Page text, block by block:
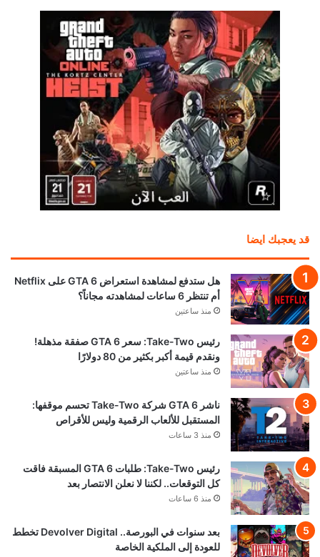
قد يعجبك ايضا
هل ستدفع لمشاهدة استعراض GTA 6 على Netflix
أم تنتظر 6 ساعات لمشاهدته مجاناً؟
منذ ساعتين
رئيس Take-Two: سعر GTA 6 صفقة مذهلة!
ونقدم قيمة أكبر بكثير من 80 دولارًا
منذ ساعتين
ناشر GTA 6 شركة Take-Two تحسم موقفها:
المستقبل للألعاب الرقمية وليس للأقراص
منذ 3 ساعات
رئيس Take-Two: طلبات GTA 6 المسبقة فاقت
كل التوقعات.. لكننا لا نعلن الانتصار بعد
منذ 6 ساعات
بعد سنوات في البورصة.. Devolver Digital تخطط
للعودة إلى الملكية الخاصة